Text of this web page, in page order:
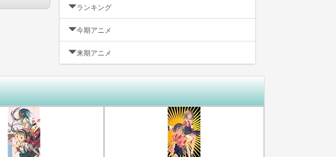
ランキング
今期アニメ
来期アニメ